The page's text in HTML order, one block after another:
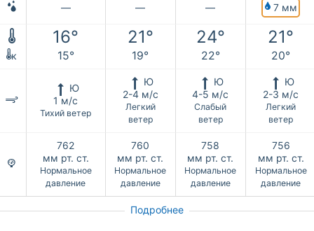
— — — 7 мм
16° 21° 24° 21°
к 15° 19° 22° 20°
Ю
1 м/с
Тихий ветер
Ю
2-4 м/с
Легкий
ветер
Ю
4-5 м/с
Слабый
ветер
Ю
2-3 м/с
Легкий
ветер
762
мм рт. ст.
Нормальное
давление
760
мм рт. ст.
Нормальное
давление
758
мм рт. ст.
Нормальное
давление
756
мм рт. ст.
Нормальное
давление
Подробнее